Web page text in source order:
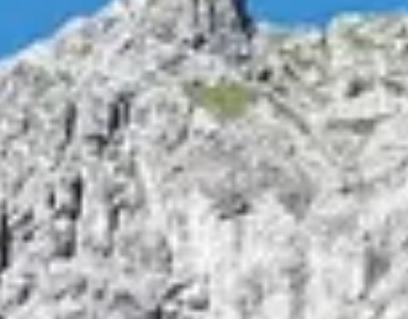
FELSBERG
RAYBURN
SUNRAY
CROSSFIRE
CONCESIONARIOS
MERCHANDISING
ACCESORIOS
NOTICIAS